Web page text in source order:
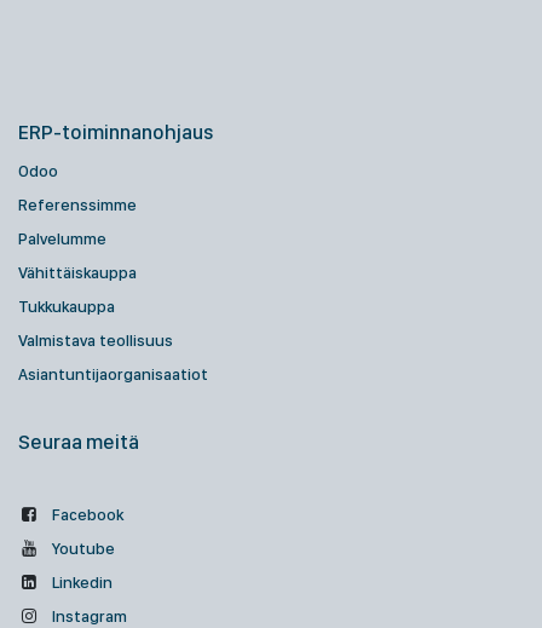
ERP-toiminnanohjaus
Odoo
Referenssimme
Palvelumme
Vähittäiskauppa
Tukkukauppa
Valmistava teollisuus
Asiantuntijaorganisaatiot
Seuraa meitä
Facebook
Youtube
Linkedin
Instagram